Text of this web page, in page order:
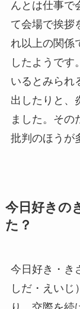
んとは仕事で
て会場で挨拶
れ以上の関係
したようです
いるとみられ
出したりと、
ました。その
批判のほうが
今日好きの
た？
今日好き・き
しだ・えいじ